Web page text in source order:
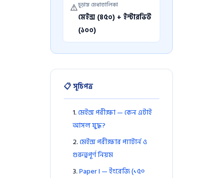
⚠️চূড়ান্ত মেধাতালিকা
মেইন্স (৪৫০) + ইন্টারভিউ
(১০০)
📋 সূচিপত্র
মেইন্স পরীক্ষা — কেন এটাই
আসল যুদ্ধ?
মেইন্স পরীক্ষার প্যাটার্ন ও
গুরুত্বপূর্ণ নিয়ম
Paper I — ইংরেজি (১৫০